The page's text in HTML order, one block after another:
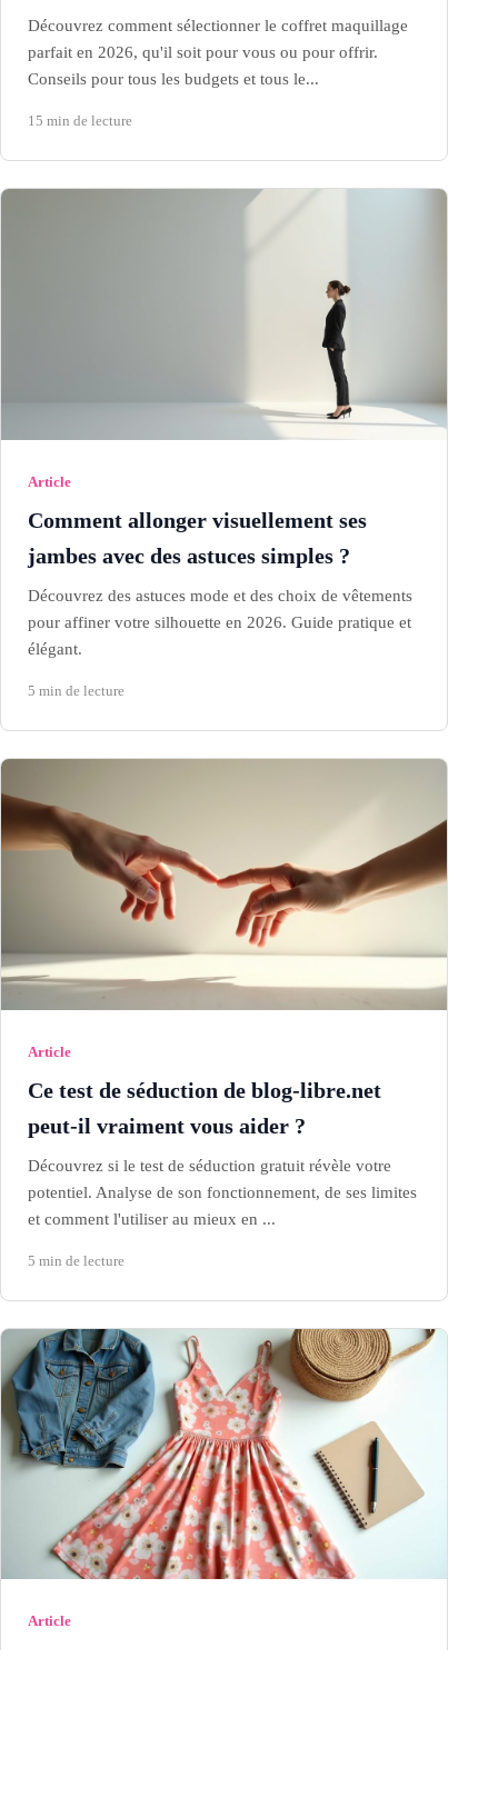
Découvrez comment sélectionner le coffret maquillage
parfait en 2026, qu'il soit pour vous ou pour offrir.
Conseils pour tous les budgets et tous le...
15 min de lecture
Article
Comment allonger visuellement ses
jambes avec des astuces simples ?
Découvrez des astuces mode et des choix de vêtements
pour affiner votre silhouette en 2026. Guide pratique et
élégant.
5 min de lecture
Article
Ce test de séduction de blog-libre.net
peut-il vraiment vous aider ?
Découvrez si le test de séduction gratuit révèle votre
potentiel. Analyse de son fonctionnement, de ses limites
et comment l'utiliser au mieux en ...
5 min de lecture
Article